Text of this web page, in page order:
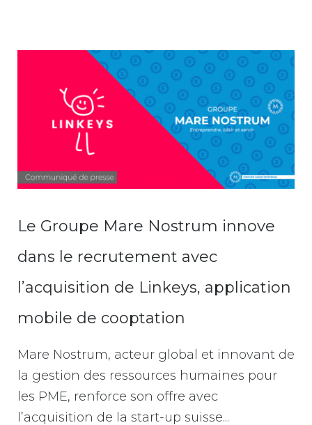
Le Groupe Mare Nostrum innove
dans le recrutement avec
l’acquisition de Linkeys, application
mobile de cooptation
Mare Nostrum, acteur global et innovant de
la gestion des ressources humaines pour
les PME, renforce son offre avec
l’acquisition de la start-up suisse...